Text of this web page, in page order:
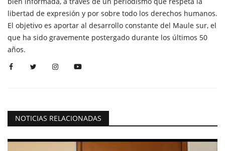
libertad de expresión y por sobre todo los derechos humanos.
El objetivo es aportar al desarrollo constante del Maule sur, el
que ha sido gravemente postergado durante los últimos 50
años.
NOTICIAS RELACIONADAS